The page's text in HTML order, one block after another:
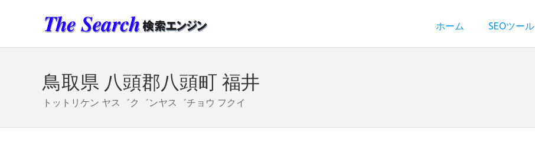
ホーム SEOツール
鳥取県 八頭郡八頭町 福井
トットリケン ヤス゛ク゛ンヤス゛チョウ フクイ